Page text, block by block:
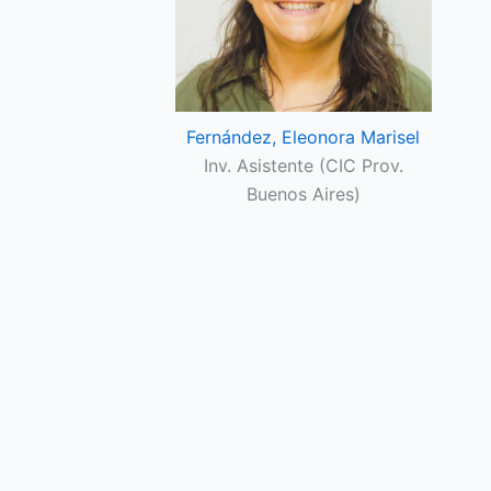
Fernández, Eleonora Marisel
Inv. Asistente (CIC Prov.
Buenos Aires)